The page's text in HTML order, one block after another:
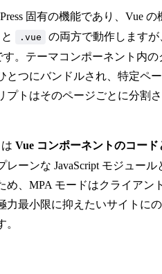
込み
固有の機能であり、Vue の
と .vue
の両方で動作しますが
す。テーマコンポーネント内の
とつにバンドルされ、特定ペ
プトはそのページごとに分割
は Vue コンポーネントのコード
レーンな JavaScript モジュール
め、MPA モードはクライアン
力最小限に抑えたいサイトに